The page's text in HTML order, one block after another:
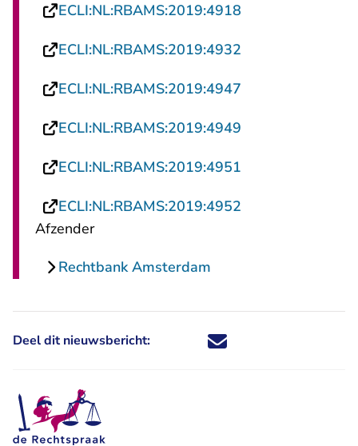
ECLI:NL:RBAMS:2019:4918
ECLI:NL:RBAMS:2019:4932
ECLI:NL:RBAMS:2019:4947
ECLI:NL:RBAMS:2019:4949
ECLI:NL:RBAMS:2019:4951
ECLI:NL:RBAMS:2019:4952
Afzender
Rechtbank Amsterdam
Deel dit nieuwsbericht: Deel dit nieuwsbericht via X -
Deel dit nieuwsbericht via
Deel dit nieuwsbericht
Deel dit